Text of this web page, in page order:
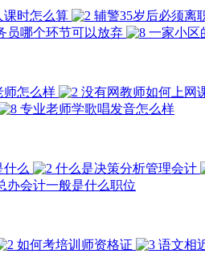
课时怎么算 辅警35岁后必须离
员哪个环节可以放弃 一家小区
师怎么样 没有网教师如何上网
专业老师学歌唱发音怎么样
什么 什么是决策分析管理会计
办会计一般是什么职位
如何考培训师资格证 语文相